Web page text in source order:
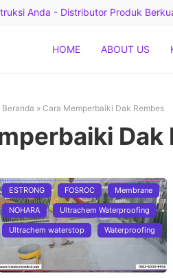
Anda - Distributor Produk
HOME ABOUT US
Beranda » Cara Memperbaiki Dak Rembes
Dak
ESTRONG FOSROC Membrane
NOHARA Ultrachem Waterproofing
Ultrachem waterstop Waterproofing